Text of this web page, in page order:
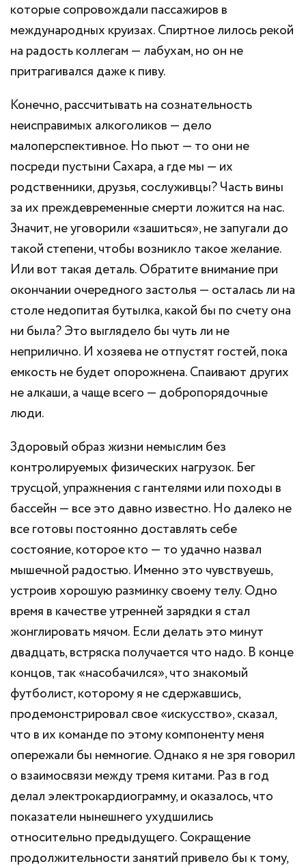
которые сопровождали пассажиров в
международных круизах. Спиртное лилось рекой
на радость коллегам — лабухам, но он не
притрагивался даже к пиву.
Конечно, рассчитывать на сознательность
неисправимых алкоголиков — дело
малоперспективное. Но пьют — то они не
посреди пустыни Сахара, а где мы — их
родственники, друзья, сослуживцы? Часть вины
за их преждевременные смерти ложится на нас.
Значит, не уговорили «зашиться», не запугали до
такой степени, чтобы возникло такое желание.
Или вот такая деталь. Обратите внимание при
окончании очередного застолья — осталась ли на
столе недопитая бутылка, какой бы по счету она
ни была? Это выглядело бы чуть ли не
неприлично. И хозяева не отпустят гостей, пока
емкость не будет опорожнена. Спаивают других
не алкаши, а чаще всего — добропорядочные
люди.
Здоровый образ жизни немыслим без
контролируемых физических нагрузок. Бег
трусцой, упражнения с гантелями или походы в
бассейн — все это давно известно. Но далеко не
все готовы постоянно доставлять себе
состояние, которое кто — то удачно назвал
мышечной радостью. Именно это чувствуешь,
устроив хорошую разминку своему телу. Одно
время в качестве утренней зарядки я стал
жонглировать мячом. Если делать это минут
двадцать, встряска получается что надо. В конце
концов, так «насобачился», что знакомый
футболист, которому я не сдержавшись,
продемонстрировал свое «искусство», сказал,
что в их команде по этому компоненту меня
опережали бы немногие. Однако я не зря говорил
о взаимосвязи между тремя китами. Раз в год
делал электрокардиограмму, и оказалось, что
показатели нынешнего ухудшились
относительно предыдущего. Сокращение
продолжительности занятий привело бы к тому,